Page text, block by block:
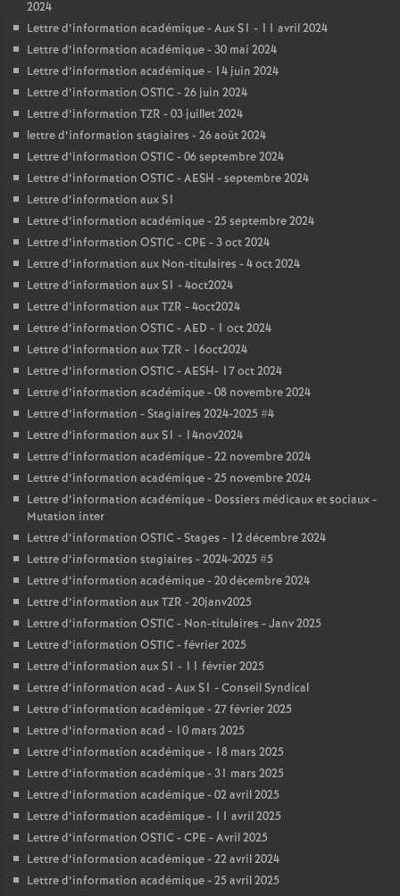
2024
Lettre d’information académique - Aux S1 - 11 avril 2024
Lettre d’information académique - 30 mai 2024
Lettre d’information académique - 14 juin 2024
Lettre d’information OSTIC - 26 juin 2024
Lettre d’information TZR - 03 juillet 2024
lettre d’information stagiaires - 26 août 2024
Lettre d’information OSTIC - 06 septembre 2024
Lettre d’information OSTIC - AESH - septembre 2024
Lettre d’information aux S1
Lettre d’information académique - 25 septembre 2024
Lettre d’information OSTIC - CPE - 3 oct 2024
Lettre d’information aux Non-titulaires - 4 oct 2024
Lettre d’information aux S1 - 4oct2024
Lettre d’information aux TZR - 4oct2024
Lettre d’information OSTIC - AED - 1 oct 2024
Lettre d’information aux TZR - 16oct2024
Lettre d’information OSTIC - AESH- 17 oct 2024
Lettre d’information académique - 08 novembre 2024
Lettre d’information - Stagiaires 2024-2025 #4
Lettre d’information aux S1 - 14nov2024
Lettre d’information académique - 22 novembre 2024
Lettre d’information académique - 25 novembre 2024
Lettre d’information académique - Dossiers médicaux et sociaux -
Mutation inter
Lettre d’information OSTIC - Stages - 12 décembre 2024
Lettre d’information stagiaires - 2024-2025 #5
Lettre d’information académique - 20 décembre 2024
Lettre d’information aux TZR - 20janv2025
Lettre d’information OSTIC - Non-titulaires - Janv 2025
Lettre d’information OSTIC - février 2025
Lettre d’information aux S1 - 11 février 2025
Lettre d’information acad - Aux S1 - Conseil Syndical
Lettre d’information académique - 27 février 2025
Lettre d’information acad - 10 mars 2025
Lettre d’information académique - 18 mars 2025
Lettre d’information académique - 31 mars 2025
Lettre d’information académique - 02 avril 2025
Lettre d’information académique - 11 avril 2025
Lettre d’information OSTIC - CPE - Avril 2025
Lettre d’information académique - 22 avril 2024
Lettre d’information académique - 25 avril 2025